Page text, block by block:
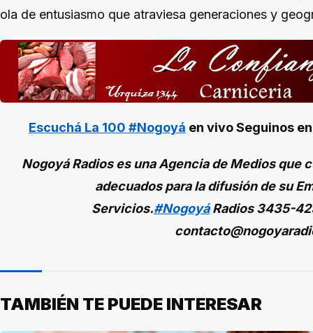
ola de entusiasmo que atraviesa generaciones y
Escuchá La 100 #Nogoyá en vivoSeguinos
Nogoyá Radios es una Agencia de Medios
adecuados para la difusión de su
Servicios.#NogoyáRadios3435-
TAMBIÉN TE PUEDE INTERESAR